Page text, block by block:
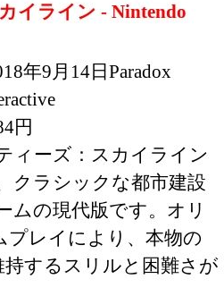
イライン - Nintendo
年9月14日Paradox
円
ィーズ：スカイライン
クラシックな都市建設
ムの現代版です。オリ
プレイにより、本物の
持するスリルと困難さが